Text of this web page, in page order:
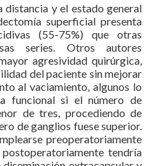
distancia y el estado general
superficial presenta
(55-75%) que otras
series. Otros autores
agresividad quirúrgica,
del paciente sin mejorar
al vaciamiento, algunos lo
funcional si el número de
de tres, procediendo de
de ganglios fuese superior.
preoperatoriamente
tendría